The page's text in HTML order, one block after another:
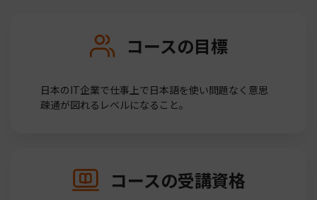
コースの目標
日本のIT企業で仕事上で日本語を使い問題なく意思
疎通が図れるレベルになること。
コースの受講資格